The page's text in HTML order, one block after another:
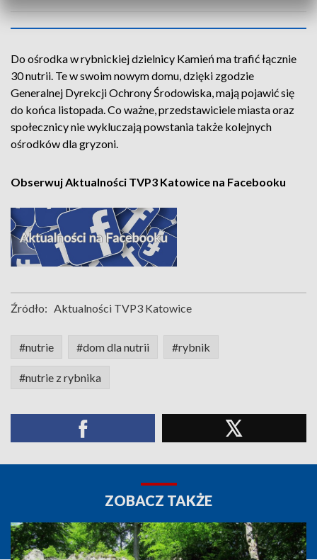
Do ośrodka w rybnickiej dzielnicy Kamień ma trafić łącznie
30 nutrii. Te w swoim nowym domu, dzięki zgodzie
Generalnej Dyrekcji Ochrony Środowiska, mają pojawić się
do końca listopada. Co ważne, przedstawiciele miasta oraz
społecznicy nie wykluczają powstania także kolejnych
ośrodków dla gryzoni.
Obserwuj Aktualności TVP3 Katowice na Facebooku
Źródło: Aktualności TVP3 Katowice
#nutrie #dom dla nutrii #rybnik
#nutrie z rybnika
ZOBACZ TAKŻE